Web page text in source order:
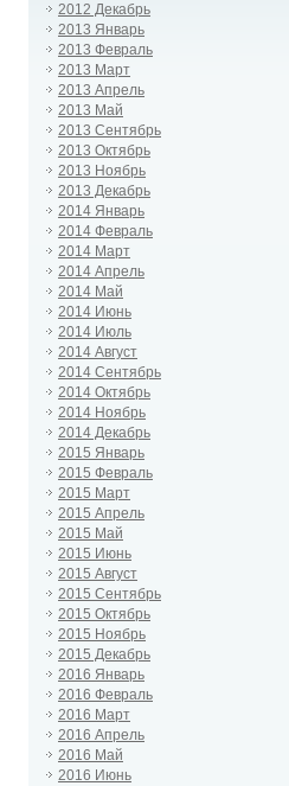
2012 Декабрь
2013 Январь
2013 Февраль
2013 Март
2013 Апрель
2013 Май
2013 Сентябрь
2013 Октябрь
2013 Ноябрь
2013 Декабрь
2014 Январь
2014 Февраль
2014 Март
2014 Апрель
2014 Май
2014 Июнь
2014 Июль
2014 Август
2014 Сентябрь
2014 Октябрь
2014 Ноябрь
2014 Декабрь
2015 Январь
2015 Февраль
2015 Март
2015 Апрель
2015 Май
2015 Июнь
2015 Август
2015 Сентябрь
2015 Октябрь
2015 Ноябрь
2015 Декабрь
2016 Январь
2016 Февраль
2016 Март
2016 Апрель
2016 Май
2016 Июнь